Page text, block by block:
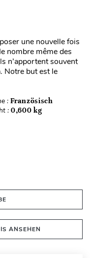
une nouvelle fois
nombre même des
n’apportent souvent
Notre but est le
: Französisch
: 0,600 kg
ANSEHEN